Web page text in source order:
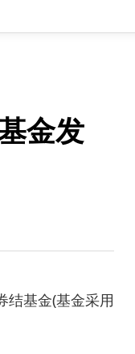
金发
结基金(基金采用